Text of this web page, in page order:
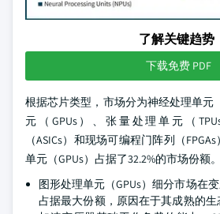
了解关键趋势
下载免费 PDF
根据芯片类型，市场分为神经处理单元
元（GPUs）、张量处理单元（
（ASICs）和现场可编程门阵列（
单元（GPUs）占据了32.2%的市场份额。
图形处理单元（GPUs）细分市场在
占据最大份额，原因在于其成熟的